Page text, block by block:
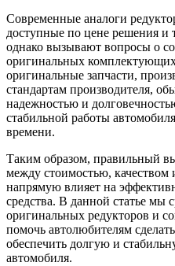
Современные аналоги
доступные по цене решения и
однако вызывают вопросы о
оригинальных
оригинальные запчасти,
стандартам производителя,
надежностью и
стабильной работы
времени.
Таким образом, правильный
между стоимостью,
напрямую влияет на
средства. В данной статье мы
оригинальных редукторов и
помочь автолюбителям
обеспечить долгую и
автомобиля.